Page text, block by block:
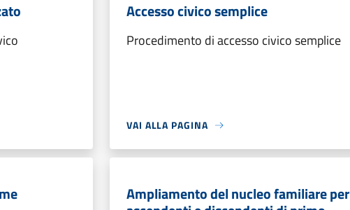
Accesso civico semplice
Procedimento di accesso civico semplice
VAI ALLA PAGINA
Ampliamento del nucleo familiare per